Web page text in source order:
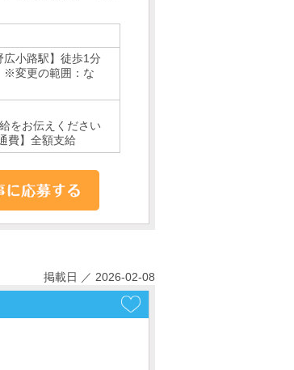
広小路駅】徒歩1分
※変更の範囲：な
をお伝えください
費】全額支給
掲載日 ／ 2026-02-08